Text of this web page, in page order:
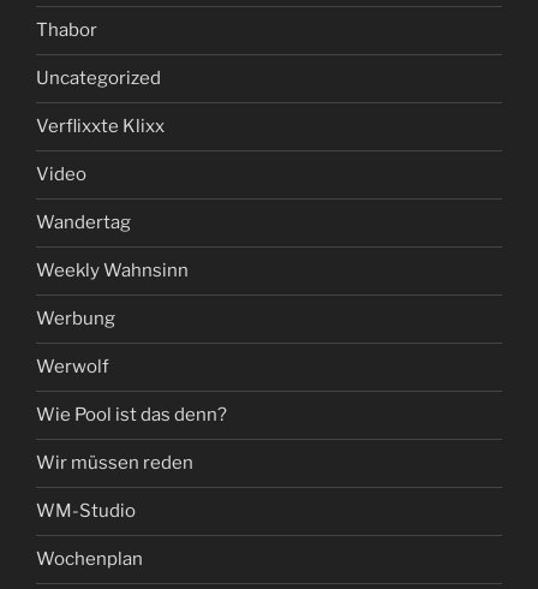
Thabor
Uncategorized
Verflixxte Klixx
Video
Wandertag
Weekly Wahnsinn
Werbung
Werwolf
Wie Pool ist das denn?
Wir müssen reden
WM-Studio
Wochenplan